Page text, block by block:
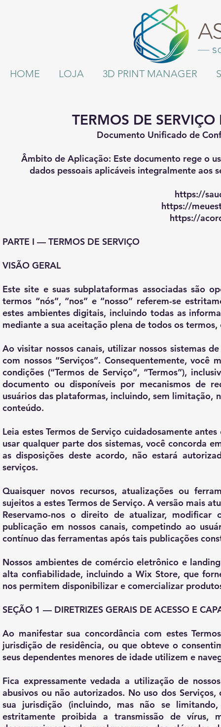
HOME LOJA 3D PRINT MANAGER
TERMOS DE
Documento Unificado de
Âmbito de Aplicação: Este documento rege o
dados pessoais aplicáveis integralmente aos
https://
https://
https://
PARTE I — TERMOS DE SERVIÇO
VISÃO GERAL
Este site e suas subplataformas associadas são
termos “nós”, “nos” e “nosso” referem-se
estes ambientes digitais, incluindo todas as
mediante a sua aceitação plena de todos os
Ao visitar nossos canais, utilizar nossos sistemas
com nossos “Serviços”. Consequentemente,
condições (“Termos de Serviço”, “Termos”),
documento ou disponíveis por mecanismos de
usuários das plataformas, incluindo, sem limitação,
conteúdo.
Leia estes Termos de Serviço cuidadosamente
usar qualquer parte dos sistemas, você concorda
as disposições deste acordo, não estará
serviços.
Quaisquer novos recursos, atualizações ou
sujeitos a estes Termos de Serviço. A versão mais
Reservamo-nos o direito de atualizar,
publicação em nossos canais, competindo ao
contínuo das ferramentas após tais publicações
Nossos ambientes de comércio eletrônico e
alta confiabilidade, incluindo a Wix Store, que
nos permitem disponibilizar e comercializar
SEÇÃO 1 — DIRETRIZES GERAIS DE ACESSO E
Ao manifestar sua concordância com estes
jurisdição de residência, ou que obteve o
seus dependentes menores de idade utilizem e
Fica expressamente vedada a utilização de
abusivos ou não autorizados. No uso dos
sua jurisdição (incluindo, mas não se
estritamente proibida a transmissão de vírus,